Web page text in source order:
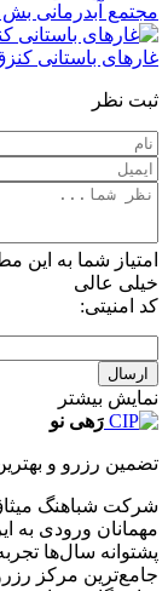
مجتمع آبدرمانی بش
غارهای باستانی
ثبت نظر
امتیاز شما به این
خیلی عالی
کد امنیتی:
ارسال
نمایش بیشتر
رَهی نو
تضمین رزرو و
شرکت شباهنگ
مهمانان ورودی
پشتوانه سال‌ها
جامع‌ترین مرکز